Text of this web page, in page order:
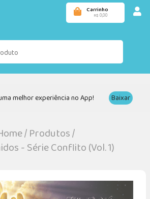
Carrinho
R$ 0,00
melhor experiência no App! Baixar
/Produtos/
- Série Conflito (Vol. 1)